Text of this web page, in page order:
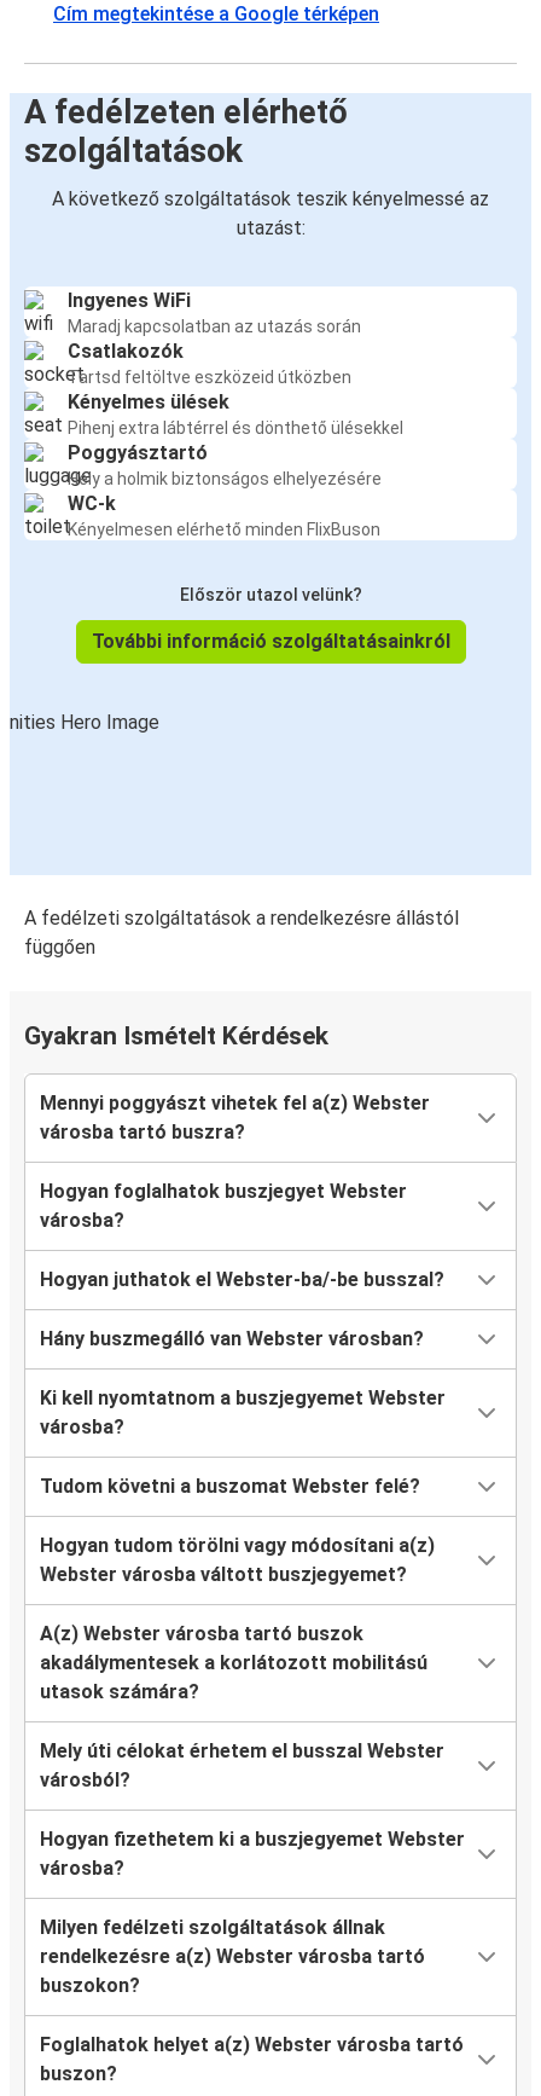
Cím megtekintése a Google térképen
A fedélzeten elérhető
szolgáltatások
A következő szolgáltatások teszik kényelmessé az
utazást:
Ingyenes WiFi
Maradj kapcsolatban az utazás során
Csatlakozók
Tartsd feltöltve eszközeid útközben
Kényelmes ülések
Pihenj extra lábtérrel és dönthető ülésekkel
Poggyásztartó
Hely a holmik biztonságos elhelyezésére
WC-k
Kényelmesen elérhető minden FlixBuson
Először utazol velünk?
További információ szolgáltatásainkról
A fedélzeti szolgáltatások a rendelkezésre állástól
függően
Gyakran Ismételt Kérdések
Mennyi poggyászt vihetek fel a(z) Webster
városba tartó buszra?
Hogyan foglalhatok buszjegyet Webster
városba?
Hogyan juthatok el Webster-ba/-be busszal?
Hány buszmegálló van Webster városban?
Ki kell nyomtatnom a buszjegyemet Webster
városba?
Tudom követni a buszomat Webster felé?
Hogyan tudom törölni vagy módosítani a(z)
Webster városba váltott buszjegyemet?
A(z) Webster városba tartó buszok
akadálymentesek a korlátozott mobilitású
utasok számára?
Mely úti célokat érhetem el busszal Webster
városból?
Hogyan fizethetem ki a buszjegyemet Webster
városba?
Milyen fedélzeti szolgáltatások állnak
rendelkezésre a(z) Webster városba tartó
buszokon?
Foglalhatok helyet a(z) Webster városba tartó
buszon?